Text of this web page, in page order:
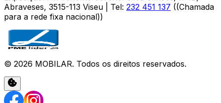
Abraveses, 3515-113 Viseu | Tel: 232 451 137 ((Chamada
para a rede fixa nacional))
© 2026 MOBILAR. Todos os direitos reservados.